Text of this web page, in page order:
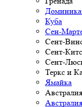
Куба
Сен-
Сент-
Сент-
Сент-
Теркс и
Ямайка
Австралия